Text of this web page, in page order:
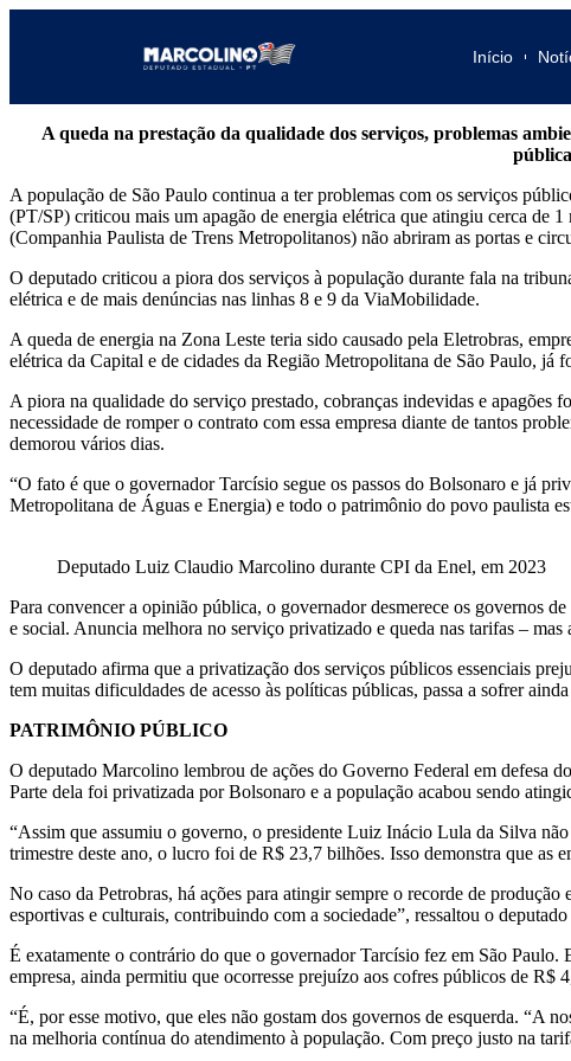
Início
A queda na prestação da qualidade dos serviços, problemas
A população de São Paulo continua a ter problemas com os serviços
(PT/SP) criticou mais um apagão de energia elétrica que atingiu cerca de
(Companhia Paulista de Trens Metropolitanos) não abriram as portas e
O deputado criticou a piora dos serviços à população durante fala na
elétrica e de mais denúncias nas linhas 8 e 9 da ViaMobilidade.
A queda de energia na Zona Leste teria sido causado pela Eletrobras,
elétrica da Capital e de cidades da Região Metropolitana de São Paulo,
A piora na qualidade do serviço prestado, cobranças indevidas e apagões
necessidade de romper o contrato com essa empresa diante de tantos
demorou vários dias.
“O fato é que o governador Tarcísio segue os passos do Bolsonaro e já
Metropolitana de Águas e Energia) e todo o patrimônio do povo paulista
Deputado Luiz Claudio Marcolino durante CPI da Enel, em 2023
Para convencer a opinião pública, o governador desmerece os governos
e social. Anuncia melhora no serviço privatizado e queda nas tarifas –
O deputado afirma que a privatização dos serviços públicos essenciais
tem muitas dificuldades de acesso às políticas públicas, passa a sofrer
PATRIMÔNIO PÚBLICO
O deputado Marcolino lembrou de ações do Governo Federal em defesa
Parte dela foi privatizada por Bolsonaro e a população acabou sendo
“Assim que assumiu o governo, o presidente Luiz Inácio Lula da Silva
trimestre deste ano, o lucro foi de R$ 23,7 bilhões. Isso demonstra que as
No caso da Petrobras, há ações para atingir sempre o recorde de
esportivas e culturais, contribuindo com a sociedade”, ressaltou o
É exatamente o contrário do que o governador Tarcísio fez em São
empresa, ainda permitiu que ocorresse prejuízo aos cofres públicos de R$
“É, por esse motivo, que eles não gostam dos governos de esquerda. “A
na melhoria contínua do atendimento à população. Com preço justo na